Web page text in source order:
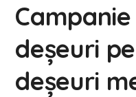
deșeuri
deșeuri